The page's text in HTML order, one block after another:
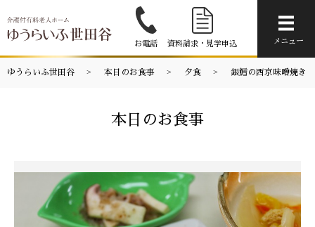
お電話 資料請求・見学申込 メニュー
ゆうらいふ世田谷 本日のお食事 夕食 銀鱈の西京味噌焼き
本日のお食事